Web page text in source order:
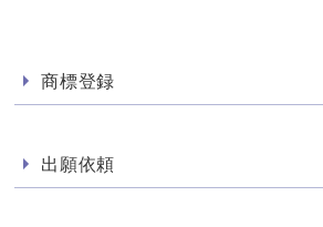
商標登録
出願依頼